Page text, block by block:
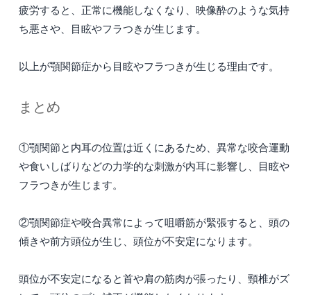
疲労すると、正常に機能しなくなり、映像酔のような気持
ち悪さや、目眩やフラつきが生じます。
以上が顎関節症から目眩やフラつきが生じる理由です。
まとめ
①顎関節と内耳の位置は近くにあるため、異常な咬合運動
や食いしばりなどの力学的な刺激が内耳に影響し、目眩や
フラつきが生じます。
②顎関節症や咬合異常によって咀嚼筋が緊張すると、頭の
傾きや前方頭位が生じ、頭位が不安定になります。
頭位が不安定になると首や肩の筋肉が張ったり、頸椎がズ